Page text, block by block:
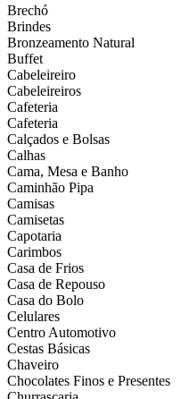
Brechó
Brindes
Bronzeamento Natural
Buffet
Cabeleireiro
Cabeleireiros
Cafeteria
Cafeteria
Calçados e Bolsas
Calhas
Cama, Mesa e Banho
Caminhão Pipa
Camisas
Camisetas
Capotaria
Carimbos
Casa de Frios
Casa de Repouso
Casa do Bolo
Celulares
Centro Automotivo
Cestas Básicas
Chaveiro
Chocolates Finos e Presentes